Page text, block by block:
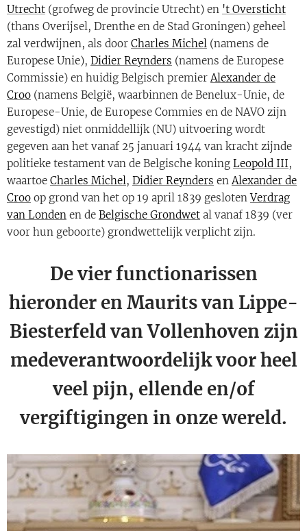
Utrecht (grofweg de provincie Utrecht) en 't Oversticht
(thans Overijsel, Drenthe en de Stad Groningen) geheel
zal verdwijnen, als door Charles Michel (namens de
Europese Unie), Didier Reynders (namens de Europese
Commissie) en huidig Belgisch premier Alexander de
Croo (namens België, waarbinnen de Benelux-Unie, de
Europese-Unie, de Europese Commies en de NAVO zijn
gevestigd) niet onmiddellijk (NU) uitvoering wordt
gegeven aan het vanaf 25 januari 1944 van kracht zijnde
politieke testament van de Belgische koning Leopold III,
waartoe Charles Michel , Didier Reynders en Alexander de
Croo op grond van het op 19 april 1839 geslotenVerdrag
van Londen en de Belgische Grondwet al vanaf 1839 (ver
voor hun geboorte) grondwettelijk verplicht zijn.
De vier functionarissen
hieronder en Maurits van Lippe-
Biesterfeld van Vollenhoven zijn
medeverantwoordelijk voor heel
veel pijn, ellende en/of
vergiftigingen in onze wereld.